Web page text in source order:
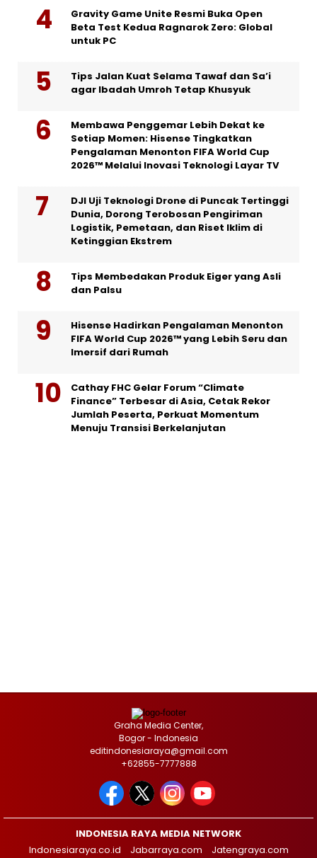
Gravity Game Unite Resmi Buka Open
Beta Test Kedua Ragnarok Zero: Global
untuk PC
Tips Jalan Kuat Selama Tawaf dan Sa’i
agar Ibadah Umroh Tetap Khusyuk
Membawa Penggemar Lebih Dekat ke
Setiap Momen: Hisense Tingkatkan
Pengalaman Menonton FIFA World Cup
2026™ Melalui Inovasi Teknologi Layar TV
DJI Uji Teknologi Drone di Puncak Tertinggi
Dunia, Dorong Terobosan Pengiriman
Logistik, Pemetaan, dan Riset Iklim di
Ketinggian Ekstrem
Tips Membedakan Produk Eiger yang Asli
dan Palsu
Hisense Hadirkan Pengalaman Menonton
FIFA World Cup 2026™ yang Lebih Seru dan
Imersif dari Rumah
Cathay FHC Gelar Forum “Climate
Finance” Terbesar di Asia, Cetak Rekor
Jumlah Peserta, Perkuat Momentum
Menuju Transisi Berkelanjutan
Graha Media Center,
Bogor - Indonesia
editindonesiaraya@gmail.com
+62855-7777888
INDONESIA RAYA MEDIA NETWORK
Indonesiaraya.co.id
Jabarraya.com
Jatengraya.com